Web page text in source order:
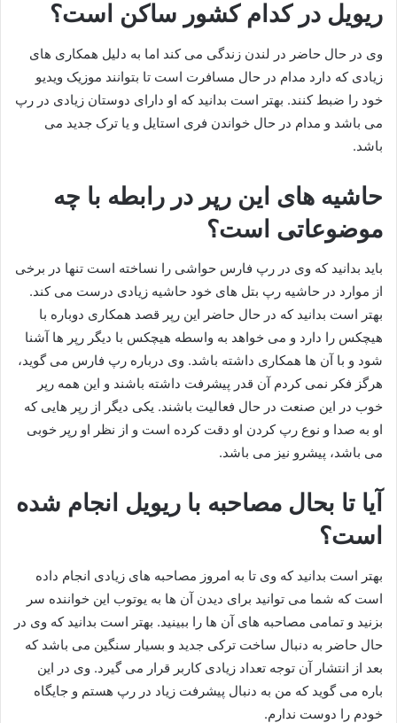
ریویل در کدام کشور ساکن است؟
وی در حال حاضر در لندن زندگی می کند اما به دلیل همکاری های
زیادی که دارد مدام در حال مسافرت است تا بتوانند موزیک ویدیو
خود را ضبط کنند. بهتر است بدانید که او دارای دوستان زیادی در رپ
می باشد و مدام در حال خواندن فری استایل و یا ترک جدید می
باشد.
حاشیه های این رپر در رابطه با چه
موضوعاتی است؟
باید بدانید که وی در رپ فارس حواشی را نساخته است تنها در برخی
از موارد در حاشیه رپ بتل های خود حاشیه زیادی درست می کند.
بهتر است بدانید که در حال حاضر این رپر قصد همکاری دوباره با
هیچکس را دارد و می خواهد به واسطه هیچکس با دیگر رپر ها آشنا
شود و با آن ها همکاری داشته باشد. وی درباره رپ فارس می گوید،
هرگز فکر نمی کردم آن قدر پیشرفت داشته باشند و این همه رپر
خوب در این صنعت در حال فعالیت باشند. یکی دیگر از رپر هایی که
او به صدا و نوع رپ کردن او دقت کرده است و از نظر او رپر خوبی
می باشد، پیشرو نیز می باشد.
آیا تا بحال مصاحبه با ریویل انجام شده
است؟
بهتر است بدانید که وی تا به امروز مصاحبه های زیادی انجام داده
است که شما می توانید برای دیدن آن ها به یوتوب این خواننده سر
بزنید و تمامی مصاحبه های آن ها را ببینید. بهتر است بدانید که وی در
حال حاضر به دنبال ساخت ترکی جدید و بسیار سنگین می باشد که
بعد از انتشار آن توجه تعداد زیادی کاربر قرار می گیرد. وی در این
باره می گوید که من به دنبال پیشرفت زیاد در رپ هستم و جایگاه
خودم را دوست ندارم.